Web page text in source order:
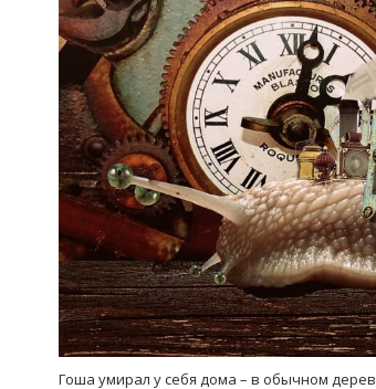
Гоша умирал у себя дома – в обычном